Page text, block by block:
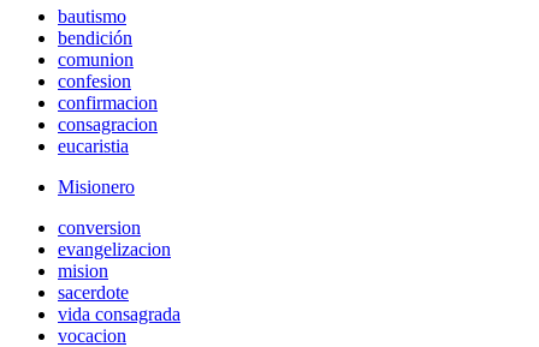
bautismo
bendición
comunion
confesion
confirmacion
consagracion
eucaristia
Misionero
conversion
evangelizacion
mision
sacerdote
vida consagrada
vocacion